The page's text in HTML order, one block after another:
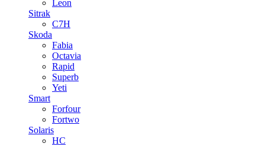
Leon
Sitrak
C7H
Skoda
Fabia
Octavia
Rapid
Superb
Yeti
Smart
Forfour
Fortwo
Solaris
HC